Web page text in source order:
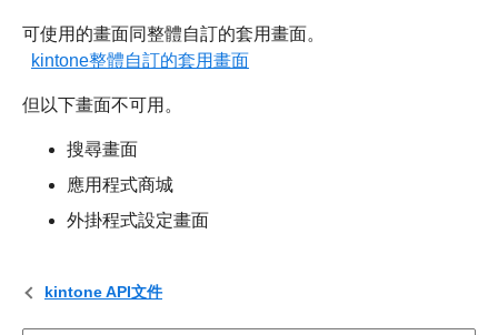
kintone API文件
可使用的畫面同整體自訂的套用畫面。
kintone整體自訂的套用畫面
但以下畫面不可用。
搜尋畫面
應用程式商城
外掛程式設定畫面